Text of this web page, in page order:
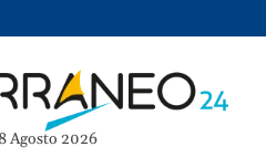
Agosto 2026